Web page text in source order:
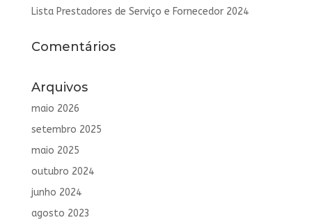
Lista Prestadores de Serviço e Fornecedor 2024
Comentários
Arquivos
maio 2026
setembro 2025
maio 2025
outubro 2024
junho 2024
agosto 2023